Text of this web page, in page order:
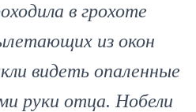
в грохоте
из окон
видеть опаленные
руки отца. Нобели